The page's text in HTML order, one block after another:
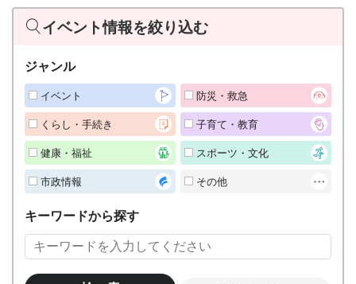
イベント情報を絞り込む
ジャンル
イベント 防災・救急
くらし・手続き 子育て・教育
健康・福祉 スポーツ・文化
市政情報 その他
キーワードから探す